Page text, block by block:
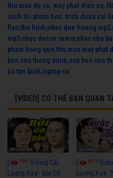
thu mua do cu, may phat dien cu,
sach toi pham hoc, trich doan cai
flan,the hinh,nhac que huong mp3,
mp3,nhac dance remix,nhac cho
pham hong que,thu mua may phat
bon cau thong minh,sua bon cau
cu tan binh, laptop cu
[VIDEO] CÓ THỂ BẠN QUAN
7661 Video] Cải
Lương Xưa : Đời Cô
6914
Lương Xưa :